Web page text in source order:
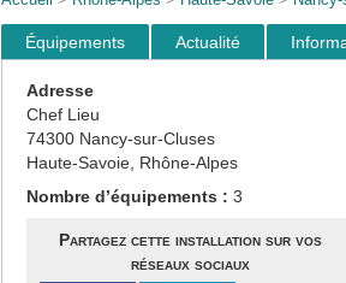
Équipements Actualité
Adresse
Chef Lieu
74300 Nancy-sur-Cluses
Haute-Savoie, Rhône-Alpes
Nombre d’équipements : 3
Partagez cette installation sur vos
réseaux sociaux